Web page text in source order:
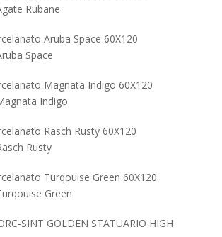
Rubane
60X120
Space
60X120
Indigo
60X120
Rusty
60X120
Green